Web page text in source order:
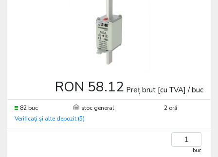
RON 58.12 Preț brut [cu TVA] / buc
82 buc stoc general
2 oră
Verificați și alte depozit (5)
buc